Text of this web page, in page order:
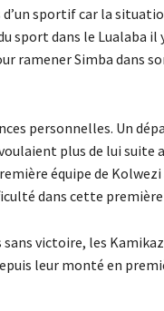
sportif car la
sport dans le Lualaba il
ramener Simba dans
personnelles. Un
plus de lui suite
équipe de
dans cette
sans victoire, les
leur monté en